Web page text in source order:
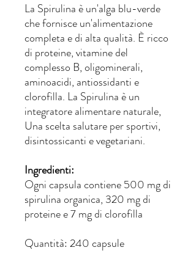
La Spirulina è un'alga blu-verde
che fornisce un'alimentazione
completa e di alta qualità. È ricco
di proteine, vitamine del
complesso B, oligominerali,
aminoacidi, antiossidanti e
clorofilla. La Spirulina è un
integratore alimentare naturale,
Una scelta salutare per sportivi,
disintossicanti e vegetariani.
Ingredienti:
Ogni capsula contiene 500 mg di
spirulina organica, 320 mg di
proteine e 7 mg di clorofilla
Quantità: 240 capsule